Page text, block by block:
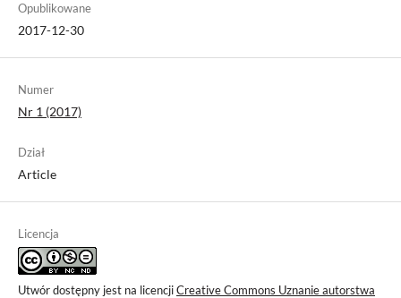
Opublikowane
2017-12-30
Numer
Nr 1 (2017)
Dział
Article
Licencja
Utwór dostępny jest na licencjiCreative Commons Uznanie autorstwa